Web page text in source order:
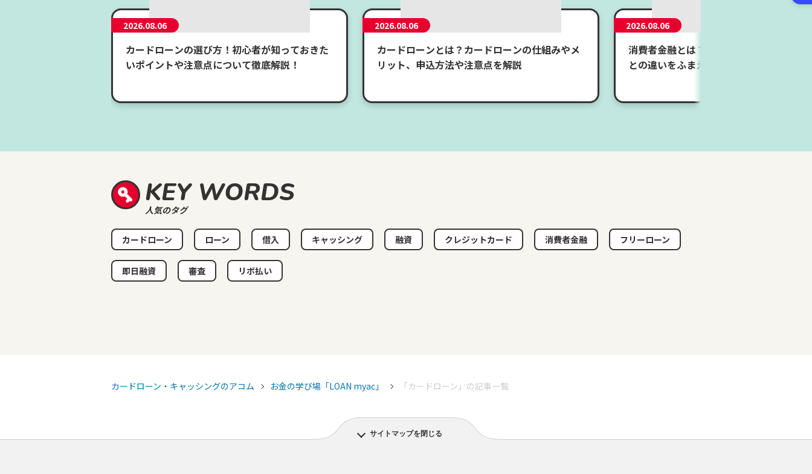
2026.08.06
カードローンの選び方！初心者が知っておきた
いポイントや注意点について徹底解説！
2026.08.06
カードローンとは？カードローンの仕組みやメ
リット、申込方法や注意点を解説
2026.08.06
消費者金融とは？メリット・デメリット
との違いをふまえて消費者金融の仕組み
KEY WORDS
人気のタグ
カードローン ローン 借入 キャッシング 融資 クレジットカード 消費者金融 フリーローン
即日融資 審査 リボ払い
カードローン・キャッシングのアコム お金の学び場「LOAN myac」 「カードローン」の記事一覧
サイトマップを閉じる